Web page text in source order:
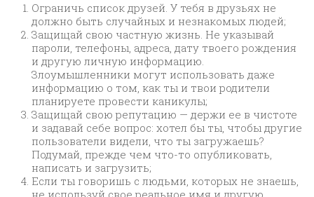
Ограничь список друзей. У тебя в друзьях не
должно быть случайных и незнакомых людей;
Защищай свою частную жизнь. Не указывай
пароли, телефоны, адреса, дату твоего рождения
и другую личную информацию.
Злоумышленники могут использовать даже
информацию о том, как ты и твои родители
планируете провести каникулы;
Защищай свою репутацию — держи ее в чистоте
и задавай себе вопрос: хотел бы ты, чтобы другие
пользователи видели, что ты загружаешь?
Подумай, прежде чем что-то опубликовать,
написать и загрузить;
Если ты говоришь с людьми, которых не знаешь,
не используй свое реальное имя и другую